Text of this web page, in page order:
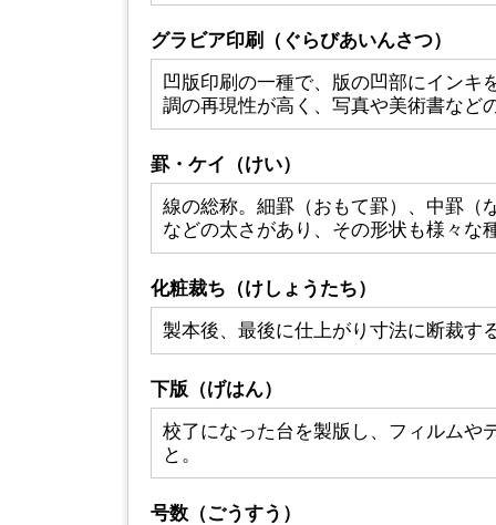
グラビア印刷（ぐらびあいんさつ）
凹版印刷の一種で、版の凹部にインキ
調の再現性が高く、写真や美術書など
罫・ケイ（けい）
線の総称。細罫（おもて罫）、中罫（
などの太さがあり、その形状も様々な
化粧裁ち（けしょうたち）
製本後、最後に仕上がり寸法に断裁す
下版（げはん）
校了になった台を製版し、フィルムや
と。
号数（ごうすう）